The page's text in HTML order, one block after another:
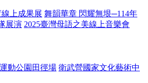
線上成果展 舞韻華章 閃耀無垠─114年
展演 2025臺灣母語之美線上音樂會
動公園田徑場 衛武營國家文化藝術中